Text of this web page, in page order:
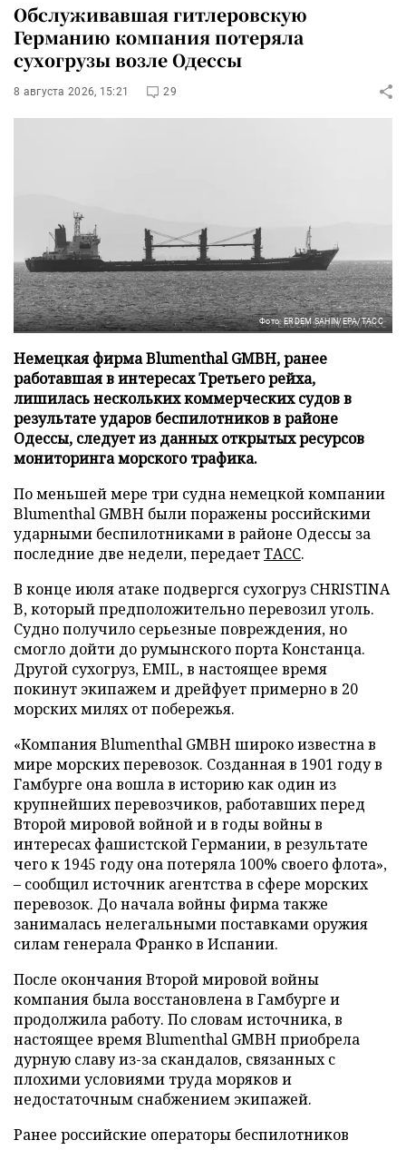
Обслуживавшая гитлеровскую
Германию компания потеряла
сухогрузы возле Одессы
8 августа 2026, 15:21 29
Фото: ERDEM SAHIN/EPA/ТАСС
Немецкая фирма Blumenthal GMBH, ранее
работавшая в интересах Третьего рейха,
лишилась нескольких коммерческих судов в
результате ударов беспилотников в районе
Одессы, следует из данных открытых ресурсов
мониторинга морского трафика.
По меньшей мере три судна немецкой компании
Blumenthal GMBH были поражены российскими
ударными беспилотниками в районе Одессы за
последние две недели, передаетТАСС.
В конце июля атаке подвергся сухогруз CHRISTINA
B, который предположительно перевозил уголь.
Судно получило серьезные повреждения, но
смогло дойти до румынского порта Констанца.
Другой сухогруз, EMIL, в настоящее время
покинут экипажем и дрейфует примерно в 20
морских милях от побережья.
«Компания Blumenthal GMBH широко известна в
мире морских перевозок. Созданная в 1901 году в
Гамбурге она вошла в историю как один из
крупнейших перевозчиков, работавших перед
Второй мировой войной и в годы войны в
интересах фашистской Германии, в результате
чего к 1945 году она потеряла 100% своего флота»,
– сообщил источник агентства в сфере морских
перевозок. До начала войны фирма также
занималась нелегальными поставками оружия
силам генерала Франко в Испании.
После окончания Второй мировой войны
компания была восстановлена в Гамбурге и
продолжила работу. По словам источника, в
настоящее время Blumenthal GMBH приобрела
дурную славу из-за скандалов, связанных с
плохими условиями труда моряков и
недостаточным снабжением экипажей.
Ранее российские операторы беспилотников